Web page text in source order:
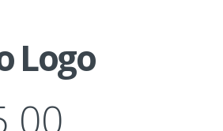
Logo